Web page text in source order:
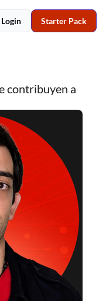
Login Starter Pack
contribuyen a